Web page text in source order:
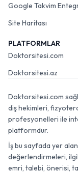
Google Takvim
Site Haritası
PLATFORMLAR
Doktorsitesi.com
Doktorsitesi.az
Doktorsitesi.com
diş hekimleri,
profesyonelleri ile
platformdur.
İş bu sayfada yer
değerlendirmeleri,
emri, talebi, önerisi,